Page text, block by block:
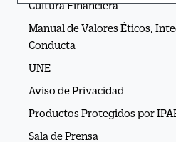
Cultura Financiera
Manual de Valores Éticos,
Conducta
UNE
Aviso de Privacidad
Productos Protegidos por
Sala de Prensa